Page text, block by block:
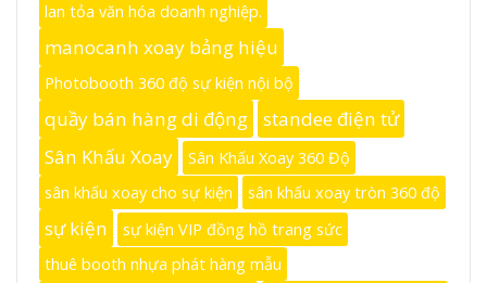
lan tỏa văn hóa doanh nghiệp.
manocanh xoay bảng hiệu
Photobooth 360 độ sự kiện nội bộ
quầy bán hàng di động
standee điện tử
Sân Khấu Xoay
Sân Khấu Xoay 360 Độ
sân khấu xoay cho sự kiện
sân khấu xoay tròn 360 độ
sự kiện
sự kiện VIP đồng hồ trang sức
thuê booth nhựa phát hàng mẫu